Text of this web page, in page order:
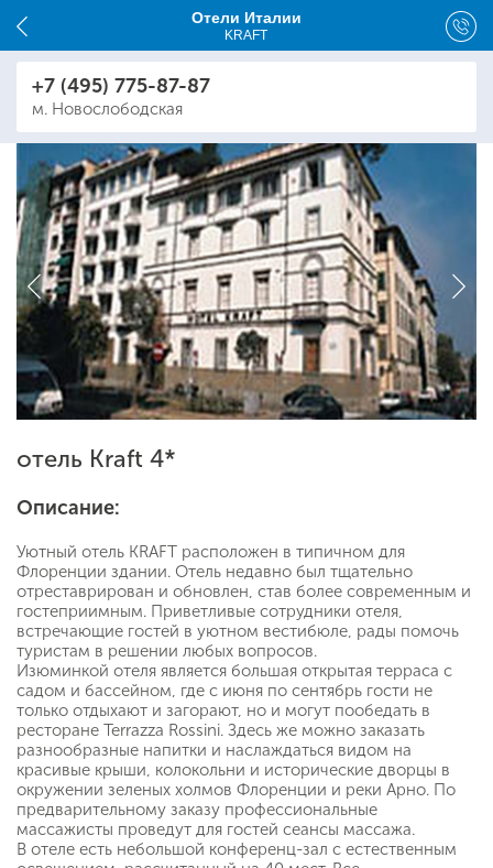
Отели Италии
KRAFT
+7 (495) 775-87-87
м. Новослободская
отель Kraft 4*
Описание:
Уютный отель KRAFT расположен в типичном для
Флоренции здании. Отель недавно был тщательно
отреставрирован и обновлен, став более современным и
гостеприимным. Приветливые сотрудники отеля,
встречающие гостей в уютном вестибюле, рады помочь
туристам в решении любых вопросов.
Изюминкой отеля является большая открытая терраса с
садом и бассейном, где с июня по сентябрь гости не
только отдыхают и загорают, но и могут пообедать в
ресторане Terrazza Rossini. Здесь же можно заказать
разнообразные напитки и наслаждаться видом на
красивые крыши, колокольни и исторические дворцы в
окружении зеленых холмов Флоренции и реки Арно. По
предварительному заказу профессиональные
массажисты проведут для гостей сеансы массажа.
В отеле есть небольшой конференц-зал с естественным